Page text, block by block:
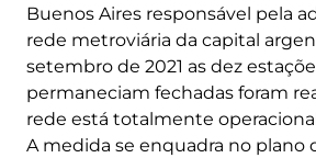
Buenos Aires responsável pela
rede metroviária da capital
setembro de 2021 as dez
permaneciam fechadas foram
rede está totalmente
A medida se enquadra no plano